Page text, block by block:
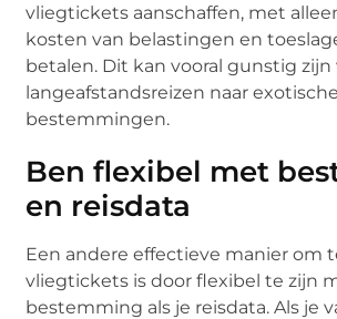
vliegtickets aanschaffen, met
kosten van belastingen en
betalen. Dit kan vooral gunstig zijn
langeafstandsreizen naar exotische
bestemmingen.
Ben flexibel met
en reisdata
Een andere effectieve manier om
vliegtickets is door flexibel te zijn
bestemming als je reisdata. Als je